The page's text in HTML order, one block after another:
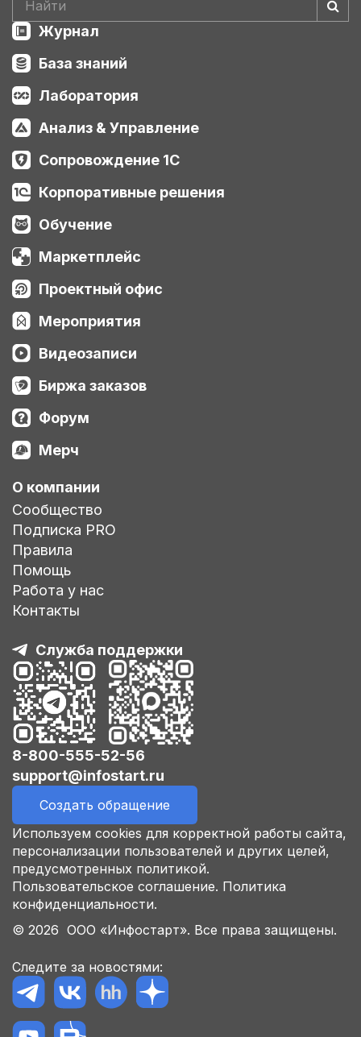
Журнал
База знаний
Лаборатория
Анализ & Управление
Сопровождение 1С
Корпоративные решения
Обучение
Маркетплейс
Проектный офис
Мероприятия
Видеозаписи
Биржа заказов
Форум
Мерч
О компании
Сообщество
Подписка PRO
Правила
Помощь
Работа у нас
Контакты
Служба поддержки
8-800-555-52-56
support@infostart.ru
Создать обращение
Используем cookies для корректной работы сайта,
персонализации пользователей и других целей,
предусмотренных политикой.
Пользовательское соглашение. Политика
конфиденциальности.
© 2026 ООО «Инфостарт». Все права защищены.
Следите за новостями: